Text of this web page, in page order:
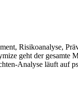
Risikoanalyse,
geht der gesamte
Analyse läuft auf